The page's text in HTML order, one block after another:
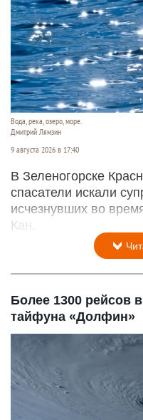
Вода, река, озеро, море.
Дмитрий Лямзин
9 августа 2026 в 17:40
В Зеленогорске
спасатели искали
исчезнувших во
Кан.
Более 1300 рейсов
тайфуна «Долфин»